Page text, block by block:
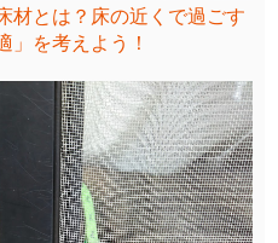
材とは？床の近くで過ごす
」を考えよう！